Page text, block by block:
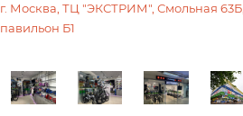
г. Москва, ТЦ "ЭКСТРИМ", Смольная 63Б,
павильон Б1